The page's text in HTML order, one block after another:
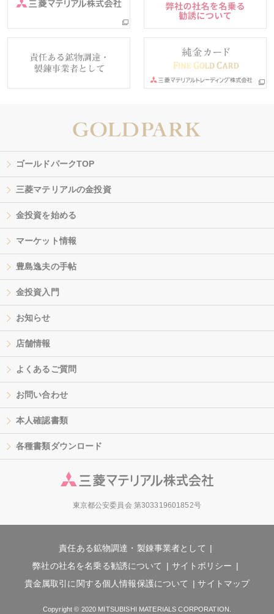
ゴールドパークTOP
三菱マテリアルの金投資
金投資を始める
マーケット情報
豊島逸夫の手帖
金投資入門
お知らせ
店舗情報
よくあるご質問
お問い合わせ
本人確認書類
各種書類ダウンロード
東京都公安委員会 第303319601852号
責任ある鉱物調達・製錬事業者として
弊社の社名を名乗る勧誘について
サイトポリシー
貴金属取引に関する個人情報保護について
サイトマップ
Copyright © 2020 MITSUBISHI MATERIALS CORPORATION.